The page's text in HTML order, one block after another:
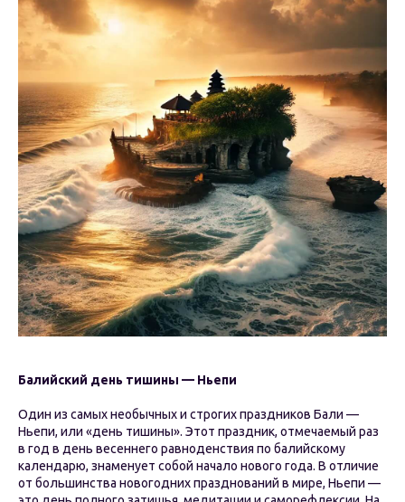
Балийский день тишины — Ньепи
Один из самых необычных и строгих праздников Бали —
Ньепи, или «день тишины». Этот праздник, отмечаемый раз
в год в день весеннего равноденствия по балийскому
календарю, знаменует собой начало нового года. В отличие
от большинства новогодних празднований в мире, Ньепи —